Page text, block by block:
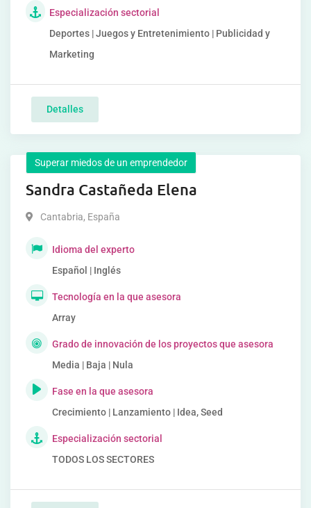
Especialización sectorial
Deportes | Juegos y Entretenimiento | Publicidad y
Marketing
Detalles
Superar miedos de un emprendedor
Sandra Castañeda Elena
Cantabria, España
Idioma del experto
Español | Inglés
Tecnología en la que asesora
Array
Grado de innovación de los proyectos que asesora
Media | Baja | Nula
Fase en la que asesora
Crecimiento | Lanzamiento | Idea, Seed
Especialización sectorial
TODOS LOS SECTORES